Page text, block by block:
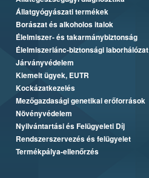
Állatgyógyászati termékek
Borászat és alkoholos italok
Élelmiszer- és takarmánybiztonság
Élelmiszerlánc-biztonsági laborhálózat
Járványvédelem
Kiemelt ügyek, EUTR
Kockázatkezelés
Mezőgazdasági genetikai erőforrások
Növényvédelem
Nyilvántartási és Felügyeleti Díj
Rendszerszervezés és felügyelet
Termékpálya-ellenőrzés